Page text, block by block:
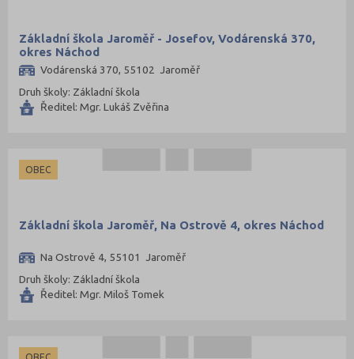
Základní škola Jaroměř - Josefov, Vodárenská 370,
okres Náchod
Vodárenská 370, 55102 Jaroměř
Druh školy: Základní škola
Ředitel: Mgr. Lukáš Zvěřina
OBEC
Základní škola Jaroměř, Na Ostrově 4, okres Náchod
Na Ostrově 4, 55101 Jaroměř
Druh školy: Základní škola
Ředitel: Mgr. Miloš Tomek
OBEC